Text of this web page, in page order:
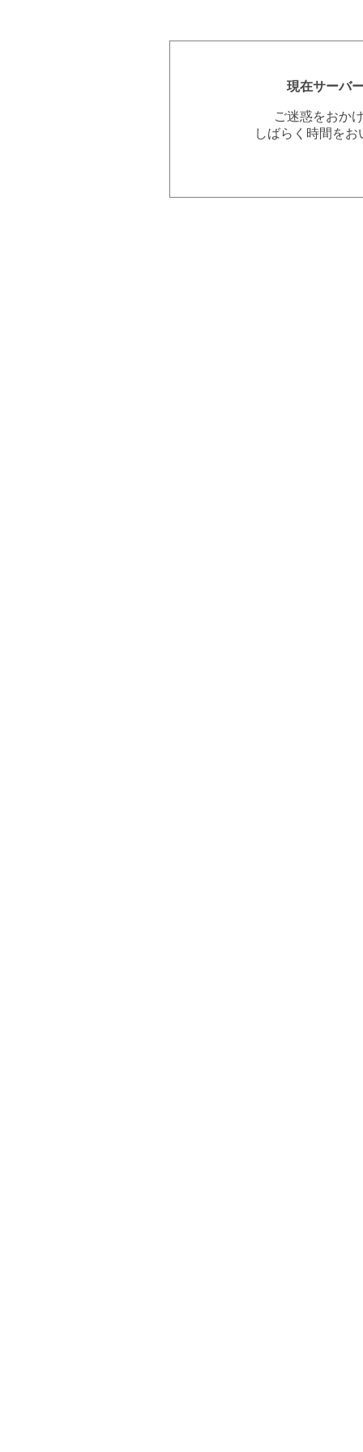
現在サーバ
ご迷惑をおか
しばらく時間を